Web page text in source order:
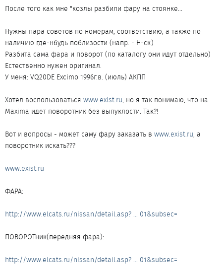
После того как мне "козлы разбили фару на стоянке...
Нужны пара советов по номерам, соответствию, а также по
наличию где-нбудь поблизости (напр. - Н-ск)
Разбита сама фара и поворот (по каталогу они идут отдельно)
Естественно нужен оригинал.
У меня: VQ20DE Excimo 1996г.в. (июль) АКПП
Хотел воспользоваться www.exist.ru, но я так понимаю, что на
Maxima идет поворотник без выпуклости. Так?!
Вот и вопросы - может саму фару заказать в www.exist.ru, а
поворотник искать???
www.exist.ru
ФАРА:
http://www.elcats.ru/nissan/detail.asp? ... 01&subsec=
ПОВОРОТник(передняя фара):
http://www.elcats.ru/nissan/detail.asp? ... 01&subsec=